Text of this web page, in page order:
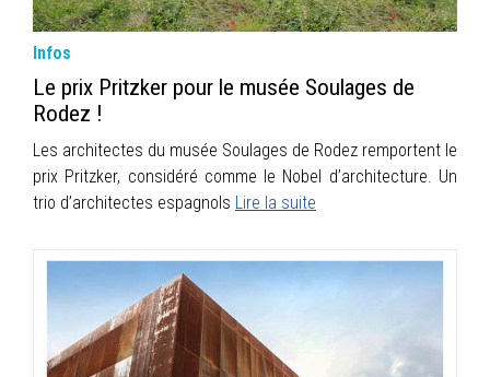
Infos
Le prix Pritzker pour le musée Soulages de
Rodez !
Les architectes du musée Soulages de Rodez remportent le
prix Pritzker, considéré comme le Nobel d’architecture. Un
trio d’architectes espagnols Lire la suite